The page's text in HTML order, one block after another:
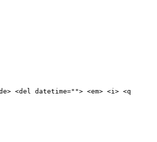
<del datetime=""> <em> <i> <q